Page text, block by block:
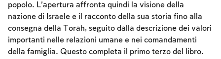
popolo. L’apertura affronta quindi la visione della
nazione di Israele e il racconto della sua storia fino alla
consegna della Torah, seguito dalla descrizione dei valori
importanti nelle relazioni umane e nei comandamenti
della famiglia. Questo completa il primo terzo del libro.